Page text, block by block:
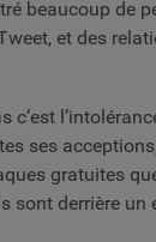
beaucoup de
et des
c’est
ses
gratuites
sont derrière un